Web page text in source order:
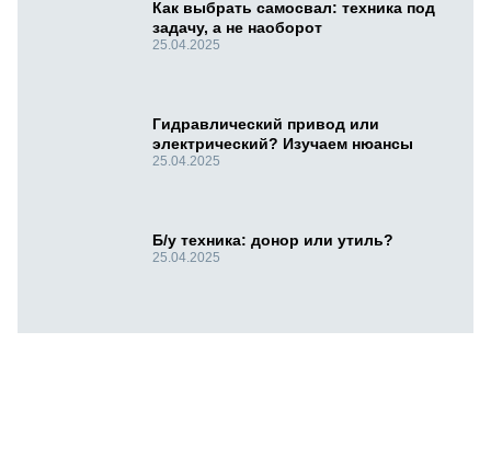
Как выбрать самосвал: техника под
задачу, а не наоборот
25.04.2025
Гидравлический привод или
электрический? Изучаем нюансы
25.04.2025
Б/у техника: донор или утиль?
25.04.2025